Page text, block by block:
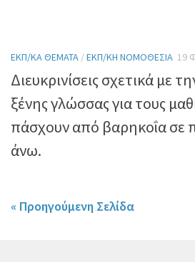
ΕΚΠ/ΚΆ ΘΈΜΑΤΑ /ΕΚΠ/ΚΉ ΝΟΜΟΘΕΣΊΑ 19
Διευκρινίσεις σχετικά με
ξένης γλώσσας για τους
πάσχουν από βαρηκοΐα σε
άνω.
« Προηγούμενη Σελίδα